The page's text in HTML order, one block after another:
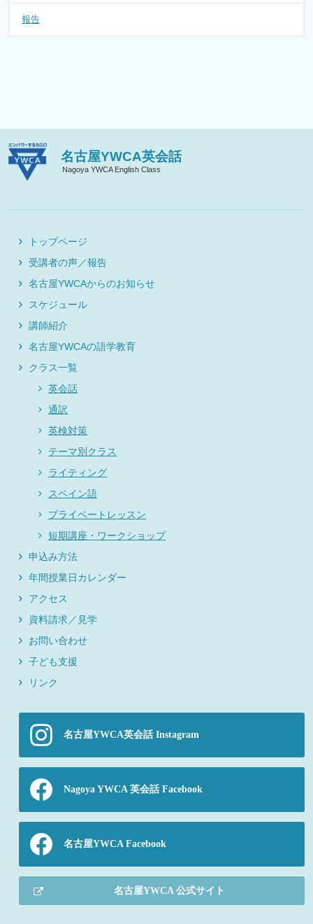
報告
名古屋YWCA英会話
Nagoya YWCA English Class
トップページ
受講者の声／報告
名古屋YWCAからのお知らせ
スケジュール
講師紹介
名古屋YWCAの語学教育
クラス一覧
英会話
通訳
英検対策
テーマ別クラス
ライティング
スペイン語
プライベートレッスン
短期講座・ワークショップ
申込み方法
年間授業日カレンダー
アクセス
資料請求／見学
お問い合わせ
子ども支援
リンク
名古屋YWCA英会話 Instagram
Nagoya YWCA 英会話 Facebook
名古屋YWCA Facebook
名古屋YWCA 公式サイト